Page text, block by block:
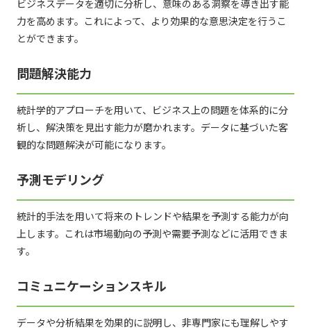
ビジネスデータを適切に分析し、意味のある洞察を導き出す能
力を高めます。これによって、より効果的な意思決定を行うこ
とができます。
問題解決能力
統計学的アプローチを用いて、ビジネス上の問題を体系的に分
析し、解決策を見出す能力が磨かれます。データに基づいた客
観的な問題解決が可能になります。
予測モデリング
統計的手法を用いて将来のトレンドや結果を予測する能力が向
上します。これは市場動向の予測や需要予測などに活用できま
す。
コミュニケーションスキル
データや分析結果を効果的に説明し、非専門家にも理解しやす